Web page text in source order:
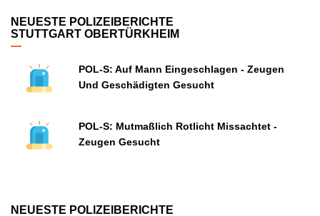
NEUESTE POLIZEIBERICHTE
STUTTGART OBERTÜRKHEIM
POL-S: Auf Mann Eingeschlagen - Zeugen
Und Geschädigten Gesucht
POL-S: Mutmaßlich Rotlicht Missachtet -
Zeugen Gesucht
NEUESTE POLIZEIBERICHTE